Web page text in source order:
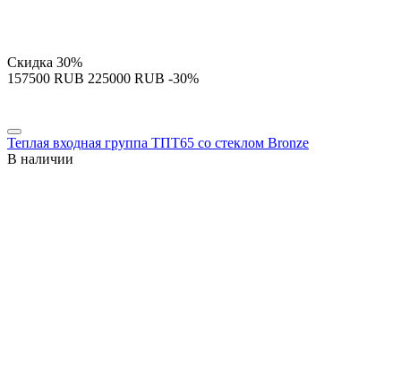
Скидка 30%
‍157500‍ RUB ‍225000‍ RUB -30%
Теплая входная группа ТПТ65 со стеклом Bronze
В наличии